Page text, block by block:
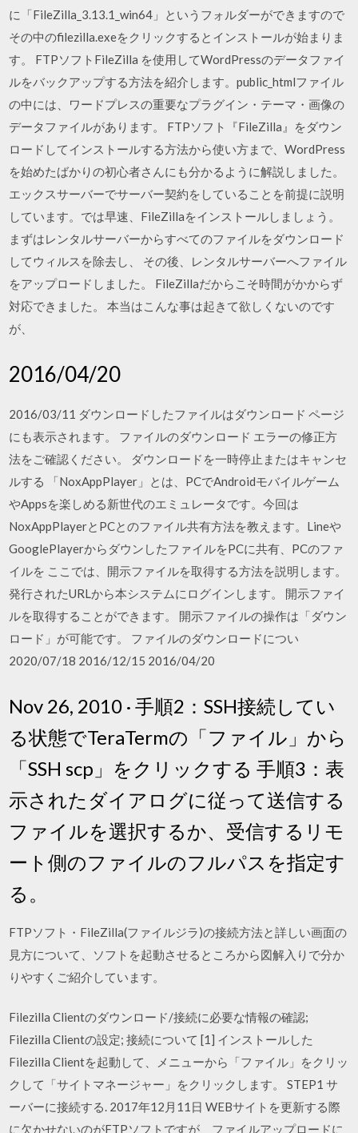
に「FileZilla_3.13.1_win64」というフォルダーができますので
その中のfilezilla.exeをクリックするとインストールが始まりま
す。 FTPソフトFileZilla を使用してWordPressのデータファイ
ルをバックアップする方法を紹介します。public_htmlファイル
の中には、ワードプレスの重要なプラグイン・テーマ・画像の
データファイルがあります。 FTPソフト『FileZilla』をダウン
ロードしてインストールする方法から使い方まで、WordPress
を始めたばかりの初心者さんにも分かるように解説しました。
エックスサーバーでサーバー契約をしていることを前提に説明
しています。では早速、FileZillaをインストールしましょう。
まずはレンタルサーバーからすべてのファイルをダウンロード
してウィルスを除去し、 その後、レンタルサーバーへファイル
をアップロードしました。 FileZillaだからこそ時間がかからず
対応できました。 本当はこんな事は起きて欲しくないのです
が、
2016/04/20
2016/03/11 ダウンロードしたファイルはダウンロード ページ
にも表示されます。 ファイルのダウンロード エラーの修正方
法をご確認ください。 ダウンロードを一時停止またはキャンセ
ルする 「NoxAppPlayer」とは、PCでAndroidモバイルゲーム
やAppsを楽しめる新世代のエミュレータです。今回は
NoxAppPlayerとPCとのファイル共有方法を教えます。Lineや
GooglePlayerからダウンしたファイルをPCに共有、PCのファ
イルを ここでは、開示ファイルを取得する方法を説明します。
発行されたURLから本システムにログインします。 開示ファイ
ルを取得することができます。 開示ファイルの操作は「ダウン
ロード」が可能です。 ファイルのダウンロードについ
2020/07/18 2016/12/15 2016/04/20
Nov 26, 2010 · 手順2：SSH接続してい
る状態でTeraTermの「ファイル」から
「SSH scp」をクリックする 手順3：表
示されたダイアログに従って送信する
ファイルを選択するか、受信するリモ
ート側のファイルのフルパスを指定す
る。
FTPソフト・FileZilla(ファイルジラ)の接続方法と詳しい画面の
見方について、ソフトを起動させるところから図解入りで分か
りやすくご紹介しています。
Filezilla Clientのダウンロード/接続に必要な情報の確認;
Filezilla Clientの設定; 接続について [1] インストールした
Filezilla Clientを起動して、メニューから「ファイル」をクリッ
クして「サイトマネージャー」をクリックします。 STEP1 サ
ーバーに接続する. 2017年12月11日 WEBサイトを更新する際
に欠かせないのがFTPソフトですが、ファイルアップロードに